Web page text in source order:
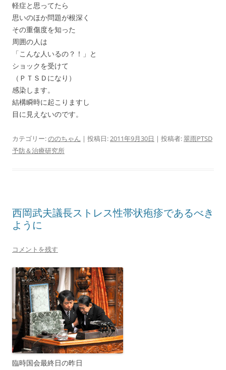
軽症と思ってたら
思いのほか問題が根深く
その重傷度を知った
周囲の人は
「こんな人いるの？！」と
ショックを受けて
（ＰＴＳＤになり）
感染します。
結構瞬時に起こりますし
目に見えないのです。
カテゴリー:ののちゃん | 投稿日:2011年9月30日 | 投稿者:翠雨PTSD
予防＆治療研究所
西岡武夫議長ストレス性帯状疱疹であるべき
ように
コメントを残す
臨時国会最終日の昨日